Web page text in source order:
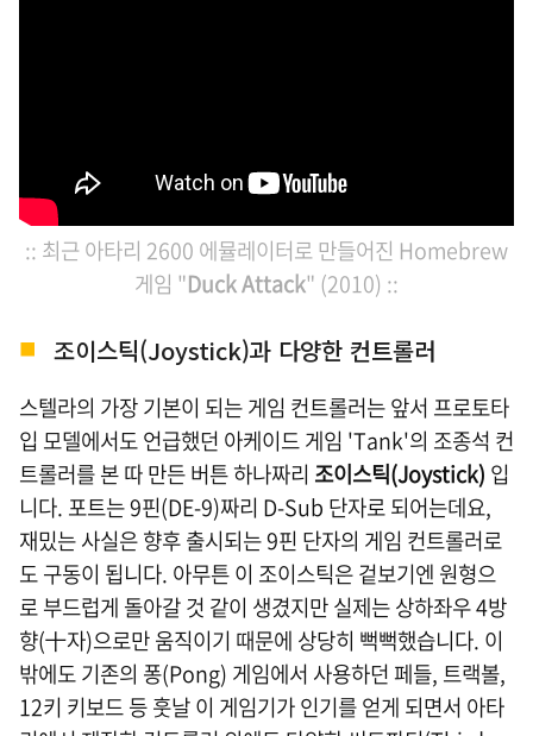
:: 최근 아타리 2600 에뮬레이터로 만들어진 Homebrew
게임 "Duck Attack" (2010) ::
조이스틱(Joystick)과 다양한 컨트롤러
스텔라의 가장 기본이 되는 게임 컨트롤러는 앞서 프로토타
입 모델에서도 언급했던 아케이드 게임 'Tank'의 조종석 컨
트롤러를 본 따 만든 버튼 하나짜리 조이스틱(Joystick) 입
니다. 포트는 9핀(DE-9)짜리 D-Sub 단자로 되어는데요,
재밌는 사실은 향후 출시되는 9핀 단자의 게임 컨트롤러로
도 구동이 됩니다. 아무튼 이 조이스틱은 겉보기엔 원형으
로 부드럽게 돌아갈 것 같이 생겼지만 실제는 상하좌우 4방
향(十자)으로만 움직이기 때문에 상당히 뻑뻑했습니다. 이
밖에도 기존의 퐁(Pong) 게임에서 사용하던 페들, 트랙볼,
12키 키보드 등 훗날 이 게임기가 인기를 얻게 되면서 아타